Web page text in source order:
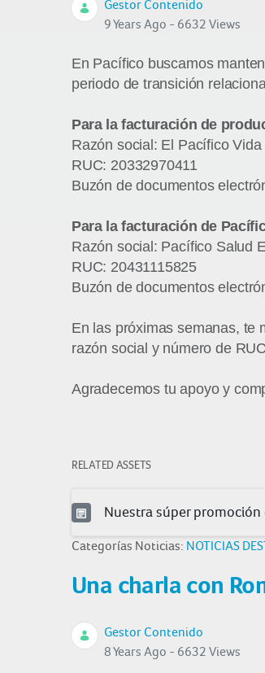
Gestor Contenido
9 Years Ago - 6632 Views
En Pacífico buscamos
periodo de transición
Para la facturación de
Razón social: El Pacífico
RUC: 20332970411
Buzón de documentos
Para la facturación de
Razón social: Pacífico Salud
RUC: 20431115825
Buzón de documentos
En las próximas semanas, te
razón social y número de
Agradecemos tu apoyo y
RELATED ASSETS
Nuestra súper promoción
Categorías Noticias: NOTICIAS
Una charla con
Gestor Contenido
8 Years Ago - 6632 Views